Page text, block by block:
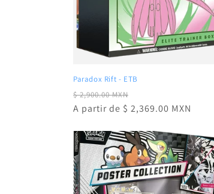
Paradox Rift - ETB
Precio
habitual
$ 2,900.00 MXN
de
A partir de $ 2,369.00 MXN